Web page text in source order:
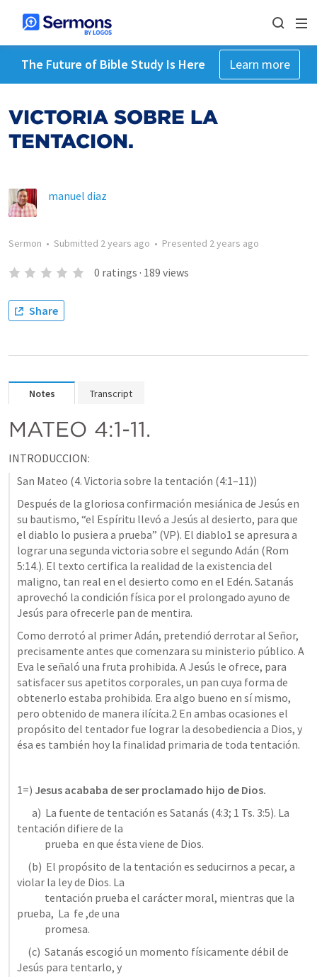
The Future of Bible Study Is Here Learn more
VICTORIA SOBRE LA
TENTACION.
manuel diaz
Sermon • Submitted 2 years ago • Presented 2 years ago
0 ratings · 189 views
Share
Notes Transcript
MATEO 4:1-11.
INTRODUCCION:
San Mateo (4. Victoria sobre la tentación (4:1–11))
Después de la gloriosa confirmación mesiánica de Jesús en
su bautismo, “el Espíritu llevó a Jesús al desierto, para que
el diablo lo pusiera a prueba” (VP). El diablo1 se apresura a
lograr una segunda victoria sobre el segundo Adán (Rom
5:14.). El texto certifica la realidad de la existencia del
maligno, tan real en el desierto como en el Edén. Satanás
aprovechó la condición física por el prolongado ayuno de
Jesús para ofrecerle pan de mentira.
Como derrotó al primer Adán, pretendió derrotar al Señor,
precisamente antes que comenzara su ministerio público. A
Eva le señaló una fruta prohibida. A Jesús le ofrece, para
satisfacer sus apetitos corporales, un pan cuya forma de
obtenerlo estaba prohibida. Era algo bueno en sí mismo,
pero obtenido de manera ilícita.2 En ambas ocasiones el
propósito del tentador fue lograr la desobediencia a Dios, y
ésa es también hoy la finalidad primaria de toda tentación.
1=) Jesus acababa de ser proclamado hijo de Dios.
       a)  La fuente de tentación es Satanás (4:3;
1 Ts. 3:5). La
tentación difiere de la
             prueba  en que ésta viene de Dios.
violar la ley de Dios. La
prueba,  La  fe ,de una
             promesa.
Jesús para tentarlo, y